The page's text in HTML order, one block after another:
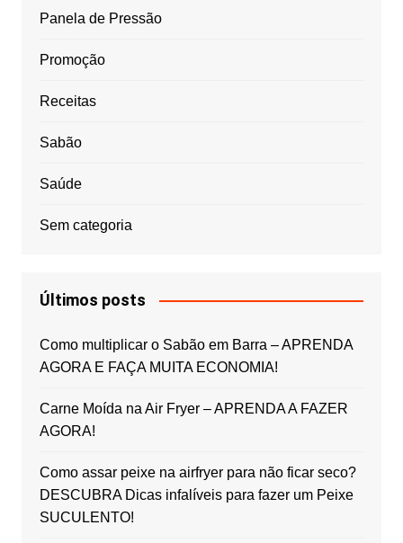
Panela de Pressão
Promoção
Receitas
Sabão
Saúde
Sem categoria
Últimos posts
Como multiplicar o Sabão em Barra – APRENDA
AGORA E FAÇA MUITA ECONOMIA!
Carne Moída na Air Fryer – APRENDA A FAZER
AGORA!
Como assar peixe na airfryer para não ficar seco?
DESCUBRA Dicas infalíveis para fazer um Peixe
SUCULENTO!